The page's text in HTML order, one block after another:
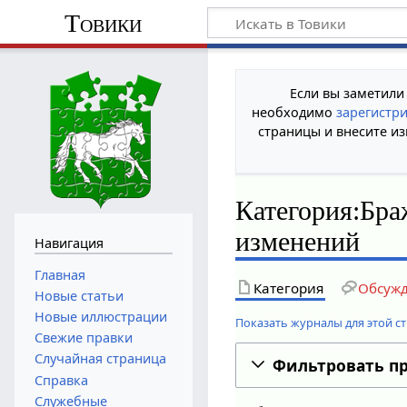
Товики
Если вы
необходимо
страницы и внесите
изменений
Категория
Показать журналы для этой
Фильтровать
Навигация
Главная
Новые статьи
Новые иллюстрации
Свежие правки
Случайная страница
Справка
Служебные